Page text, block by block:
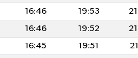
16:46 19:53
16:46 19:52
16:45 19:51